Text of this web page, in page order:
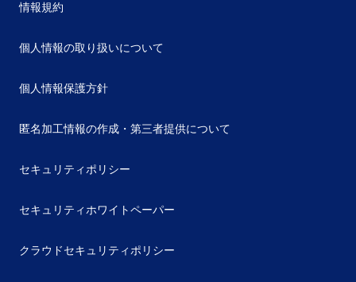
情報規約
個人情報の取り扱いについて
個人情報保護方針
匿名加工情報の作成・第三者提供について
セキュリティポリシー
セキュリティホワイトペーパー
クラウドセキュリティポリシー